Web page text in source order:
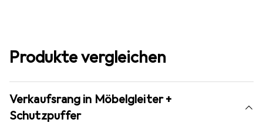
Produkte vergleichen
Verkaufsrang in Möbelgleiter +
Schutzpuffer